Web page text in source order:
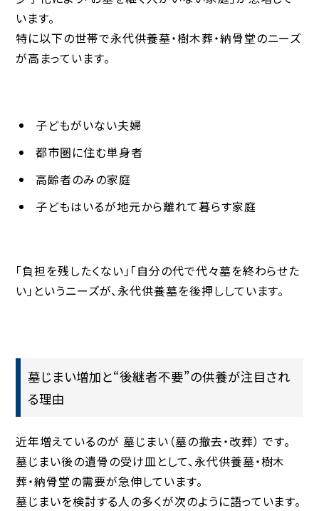
います。
特に以下の世帯で永代供養墓・樹木葬・納骨堂のニーズ
が高まっています。
子どもがいない夫婦
都市圏に住む単身者
高齢者のみの家庭
子どもはいるが地元から離れて暮らす家庭
「負担を残したくない」「自分の代で代々墓を終わらせた
い」というニーズが、永代供養墓を後押ししています。
墓じまい増加と“後継者不要”の供養が注目され
る理由
近年増えているのが墓じまい（墓の撤去・改葬） です。
墓じまい後の遺骨の受け皿として、永代供養墓・樹木
葬・納骨堂の需要が急伸しています。
墓じまいを検討する人の多くが次のように語っています。